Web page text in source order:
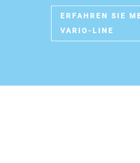
ERFAHREN SIE
VARIO-LINE